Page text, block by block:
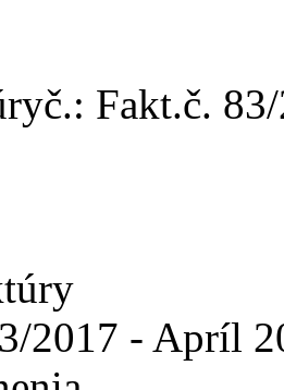
č.: Fakt.č.
2017 - Apríl